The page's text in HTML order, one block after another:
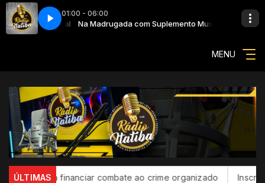
01:00 - 06:00
Musical Na Madrugada com Suplemento Musical
001 BLOCO COMERCIAL PREFIXO 001
MENU
ÚLTIMAS
para financiar combate ao crime organizado Inscrições